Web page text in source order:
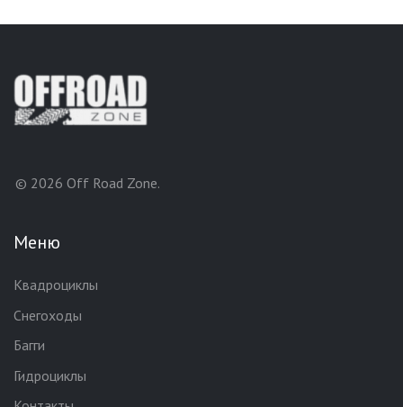
© 2026 Off Road Zone.
Меню
Квадроциклы
Снегоходы
Багги
Гидроциклы